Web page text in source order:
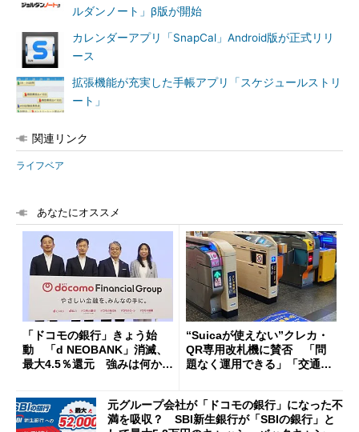
ルダンノート」β版が開始
カレンダーアプリ「SnapCal」Android版が正式リリ
ース
拡張機能が充実した手帳アプリ「スケジュールストリ
ート」
関連リンク
ライフベア
あなたにオススメ
「ドコモの銀行」きょう始
動 「d NEOBANK」消滅、
最大4.5％還元 強みは何か解
“Suicaが使えない”クレカ・
QR専用改札機に賛否 「問
題なく運用できる」「交通系I
元グループ会社が「ドコモの銀行」になった不
満を吸収？ SBI新生銀行が「SBIの銀行」と